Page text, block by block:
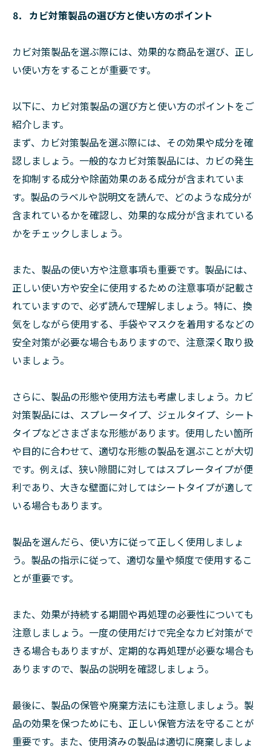
⒏ カビ対策製品の選び方と使い方のポイント
カビ対策製品を選ぶ際には、効果的な商品を選び、正し
い使い方をすることが重要です。
以下に、カビ対策製品の選び方と使い方のポイントをご
紹介します。
まず、カビ対策製品を選ぶ際には、その効果や成分を確
認しましょう。一般的なカビ対策製品には、カビの発生
を抑制する成分や除菌効果のある成分が含まれていま
す。製品のラベルや説明文を読んで、どのような成分が
含まれているかを確認し、効果的な成分が含まれている
かをチェックしましょう。
また、製品の使い方や注意事項も重要です。製品には、
正しい使い方や安全に使用するための注意事項が記載さ
れていますので、必ず読んで理解しましょう。特に、換
気をしながら使用する、手袋やマスクを着用するなどの
安全対策が必要な場合もありますので、注意深く取り扱
いましょう。
さらに、製品の形態や使用方法も考慮しましょう。カビ
対策製品には、スプレータイプ、ジェルタイプ、シート
タイプなどさまざまな形態があります。使用したい箇所
や目的に合わせて、適切な形態の製品を選ぶことが大切
です。例えば、狭い隙間に対してはスプレータイプが便
利であり、大きな壁面に対してはシートタイプが適して
いる場合もあります。
製品を選んだら、使い方に従って正しく使用しましょ
う。製品の指示に従って、適切な量や頻度で使用するこ
とが重要です。
また、効果が持続する期間や再処理の必要性についても
注意しましょう。一度の使用だけで完全なカビ対策がで
きる場合もありますが、定期的な再処理が必要な場合も
ありますので、製品の説明を確認しましょう。
最後に、製品の保管や廃棄方法にも注意しましょう。製
品の効果を保つためにも、正しい保管方法を守ることが
重要です。また、使用済みの製品は適切に廃棄しましょ